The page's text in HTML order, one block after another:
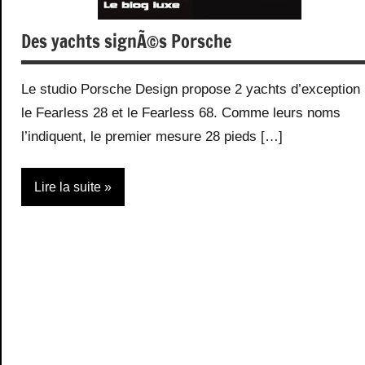
Des yachts signÃ©s Porsche
Le studio Porsche Design propose 2 yachts d’exception
le Fearless 28 et le Fearless 68. Comme leurs noms
l’indiquent, le premier mesure 28 pieds […]
Lire la suite